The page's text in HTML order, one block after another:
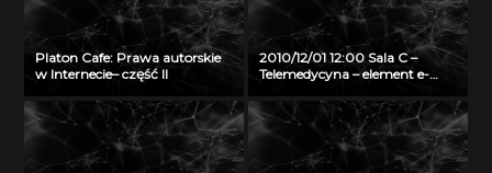
Platon Cafe: Prawa autorskie
w Internecie– część II
2010/12/01 12:00 Sala C –
Telemedycyna – element e-